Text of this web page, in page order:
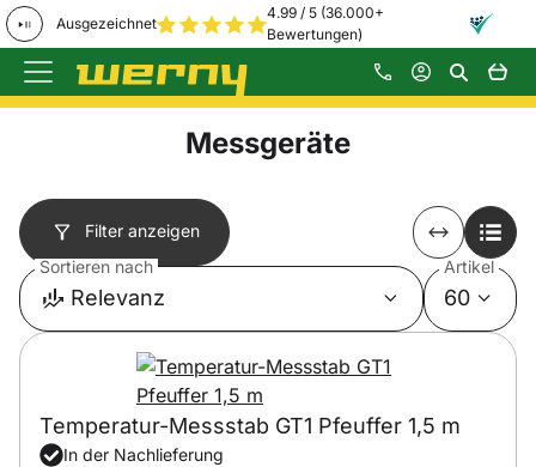
Ausgezeichnet
4.99 / 5 (36.000+
Bewertungen)
Zum Hauptinhalt springen
Messgeräte
Filter anzeigen
Sortieren nach
Relevanz
Artikel
60
Temperatur-Messstab GT1 Pfeuffer 1,5 m
In der Nachlieferung